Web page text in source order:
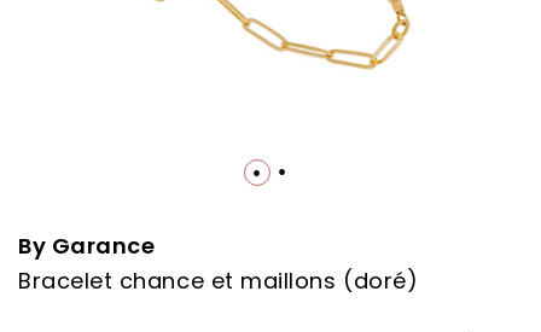
By Garance
Bracelet chance et maillons (doré)
the
beginning
of